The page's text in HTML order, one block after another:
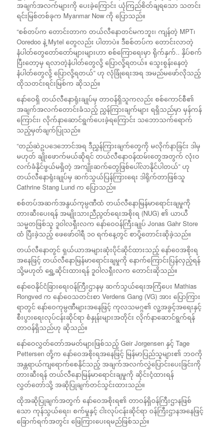
အချက်အလက်များကို ပေးခဲ့ကြောင်း ယုံကြည်စိတ်ချရသော သတင်း
ရင်းမြစ်တစ်ခုက Myanmar Now ကို ပြောသည်။​
“စစ်တပ်က တောင်းတာက တယ်လီနောတင်မကဘူး၊ ကျန်တဲ့ MPT၊
Ooredoo နဲ့ Mytel တွေလည်း ပါတာပဲ။ ဒီစစ်တပ်က တောင်းလာတဲ့
နံပါတ်တွေတော်တော်များများဟာ စစ်ကြောရေးမှာ ရိုက်နှက်.. နှိပ်စက်
ပြီးတော့မှ ရလာတဲ့နံပါတ်တွေလို့ ပြောလို့ရတယ်။ သွေးစွန်းနေတဲ့
နံပါတ်တွေလို့ ပြောလို့ရတယ်” ဟု လုံခြုံရေးအရ အမည်မဖော်လိုသည့်
ထိုသတင်းရင်းမြစ်က ဆိုသည်။
နော်ဝေရှိ တယ်လီနောရုံးချုပ်မှ တာဝန်ရှိသူကလည်း စစ်ကောင်စီ၏
အချက်အလက်တောင်းခံသည့် ညွှန်ကြားချက်များ ရရှိသည်မှာ မှန်ကန်
ကြောင်း၊ လိုက်နာဆောင်ရွက်ပေးခဲ့ရကြောင်း သဘောသက်ရောက်
သည့်မှတ်ချက်ပြုသည်။
“တည်ဆဲဥပဒေဘောင်အရ ဒီညွှန်ကြားချက်တွေကို မလိုက်နာခြင်း ဒါမှ
မဟုတ် ချိုးဖောက်မယ်ဆိုရင် တယ်လီနောဝန်ထမ်းတွေအတွက် လုံးဝ
လက်ခံနိုင်ဖွယ်မရှိတဲ့ အကျိုးဆက်တွေဖြစ်ပေါ်လာနိုင်ပါတယ်” ဟု
တယ်လီနောရုံးချုပ်မှ ဆက်သွယ်ပြန်ကြားရေး ဒါရိုက်တာဖြစ်သူ
Cathrine Stang Lund က ပြောသည်။
စစ်တပ်အဆက်အနွယ်ကုမ္ပဏီထံ တယ်လီနောမြန်မာရောင်းချမှုကို
တားဆီးပေးရန် အမျိုးသားညီညွတ်ရေးအစိုးရ (NUG) ၏ ယာယီ
သမ္မတဖြစ်သူ ဒူဝါလရှီးလက နော်ဝေဝန်ကြီးချုပ် Jonas Gahr Store
ထံ ပြီးခဲ့သည့် ဖေဖော်ဝါရီ ၁၀ ရက်နေ့တွင် စာပို့တောင်းဆိုခဲ့သည်။​
တယ်လီနောတွင် ရှယ်ယာအများဆုံးပိုင်ဆိုင်ထားသည့် နော်ဝေအစိုးရ
အနေဖြင့် တယ်လီနောမြန်မာရောင်းချမှုကို နောက်ကြောင်းပြန်လှည့်ရန်
သို့မဟုတ် ရွှေ့ဆိုင်းထားရန် ဒူဝါလရှီးလက တောင်းဆိုသည်။
နော်ဝေနိုင်ငံခြားရေးဝန်ကြီးဌာနမှ ဆက်သွယ်ရေးအကြံပေး Mathias
Rongved က နော်ဝေသတင်းစာ Verdens Gang (VG) အား ပြောကြား
ရာတွင် နော်ဝေကုမ္ပဏီများအနေဖြင့် ကုလသမဂ္ဂ၏ လူ့အခွင့်အရေးနှင့်
စီးပွားရေးလုပ်ငန်းဆိုင်ရာ စံနှုန်းများအတိုင်း လိုက်နာဆောင်ရွက်ရန်
တာဝန်ရှိသည်ဟု ဆိုသည်။
နော်ဝေလွှတ်တော်အမတ်များဖြစ်သည့် Geir Jorgensen နှင့် Tage
Pettersen တို့က နော်ဝေအစိုးရအနေဖြင့် မြန်မာပြည်သူများ၏ ဘဝကို
အန္တရာယ်ကျရောက်စေနိုင်သည့် အချက်အလက်လွှဲပြောင်းပေးခြင်းကို
တားဆီးရန် တယ်လီနောမြန်မာရောင်းချမှုကို ဆိုင်းငံ့ထားရန်
လွှတ်တော်သို့ အဆိုပြုချက်တင်သွင်းထားသည်။
ထိုအဆိုပြုချက်အတွက် နော်ဝေအစိုးရ၏ တာဝန်ရှိဝန်ကြီးဌာနဖြစ်
သော ကုန်သွယ်ရေး၊ စက်မှုနှင့် ငါးလုပ်ငန်းဆိုင်ရာ ဝန်ကြီးဌာနအနေဖြင့်
ခြောက်ရက်အတွင်း ဖြေကြားပေးရမည်ဖြစ်သည်။​